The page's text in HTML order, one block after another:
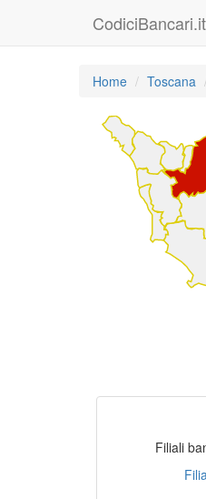
CodiciBancari.it
Home Toscana
Filiali